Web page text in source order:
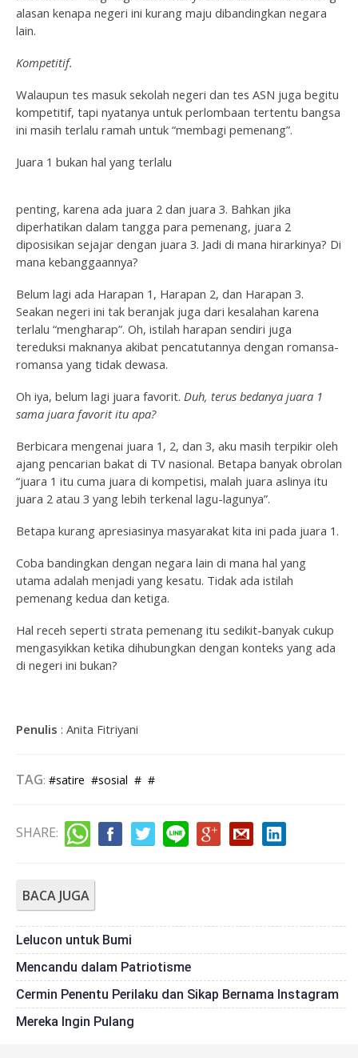
alasan kenapa negeri ini kurang maju dibandingkan negara
lain.
Kompetitif.
Walaupun tes masuk sekolah negeri dan tes ASN juga begitu
kompetitif, tapi nyatanya untuk perlombaan tertentu bangsa
ini masih terlalu ramah untuk “membagi pemenang”.
Juara 1 bukan hal yang terlalu
penting, karena ada juara 2 dan juara 3. Bahkan jika
diperhatikan dalam tangga para pemenang, juara 2
diposisikan sejajar dengan juara 3. Jadi di mana hirarkinya? Di
mana kebanggaannya?
Belum lagi ada Harapan 1, Harapan 2, dan Harapan 3.
Seakan negeri ini tak beranjak juga dari kesalahan karena
terlalu “mengharap”. Oh, istilah harapan sendiri juga
tereduksi maknanya akibat pencatutannya dengan romansa-
romansa yang tidak dewasa.
Oh iya, belum lagi juara favorit. Duh, terus bedanya juara 1
sama juara favorit itu apa?
Berbicara mengenai juara 1, 2, dan 3, aku masih terpikir oleh
ajang pencarian bakat di TV nasional. Betapa banyak obrolan
“juara 1 itu cuma juara di kompetisi, malah juara aslinya itu
juara 2 atau 3 yang lebih terkenal lagu-lagunya”.
Betapa kurang apresiasinya masyarakat kita ini pada juara 1.
Coba bandingkan dengan negara lain di mana hal yang
utama adalah menjadi yang kesatu. Tidak ada istilah
pemenang kedua dan ketiga.
Hal receh seperti strata pemenang itu sedikit-banyak cukup
mengasyikkan ketika dihubungkan dengan konteks yang ada
di negeri ini bukan?
Penulis : Anita Fitriyani
TAG: #satire #sosial # #
SHARE:
BACA JUGA
Lelucon untuk Bumi
Mencandu dalam Patriotisme
Cermin Penentu Perilaku dan Sikap Bernama Instagram
Mereka Ingin Pulang